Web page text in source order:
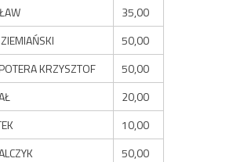
35,00
50,00
KRZYSZTOF
50,00
20,00
10,00
50,00